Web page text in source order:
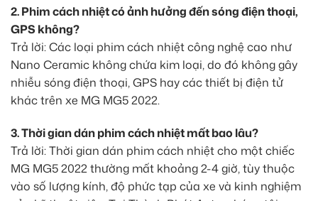
2. Phim cách nhiệt có ảnh hưởng đến sóng điện thoại,
GPS không?
Trả lời: Các loại phim cách nhiệt công nghệ cao như
Nano Ceramic không chứa kim loại, do đó không gây
nhiễu sóng điện thoại, GPS hay các thiết bị điện tử
khác trên xe MG MG5 2022.
3. Thời gian dán phim cách nhiệt mất bao lâu?
Trả lời: Thời gian dán phim cách nhiệt cho một chiếc
MG MG5 2022 thường mất khoảng 2-4 giờ, tùy thuộc
vào số lượng kính, độ phức tạp của xe và kinh nghiệm